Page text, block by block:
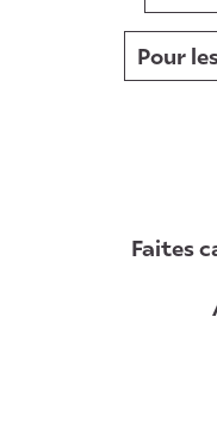
Pour
Faites